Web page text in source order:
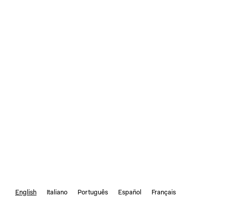
English Italiano Português Español Français